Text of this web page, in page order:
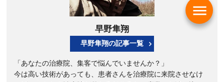
早野隼翔
早野隼翔の記事一覧
「あなたの治療院、集客で悩んでいませんか？」
今は高い技術があっても、患者さんを治療院に来院させなけ
menu